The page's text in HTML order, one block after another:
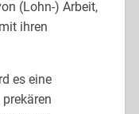
(Lohn-) Arbeit,
ihren
es eine